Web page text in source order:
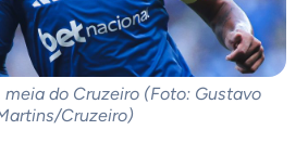
meia do Cruzeiro (Foto: Gustavo
Cruzeiro)